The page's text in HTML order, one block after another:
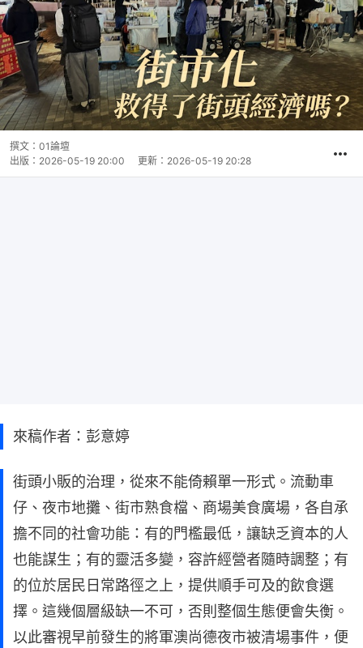
撰文： 01論壇
出版： 2026-05-19 20:00 更新： 2026-05-19 20:28
來稿作者：彭意婷
街頭小販的治理，從來不能倚賴單一形式。流動車
仔、夜市地攤、街市熟食檔、商場美食廣場，各自承
擔不同的社會功能：有的門檻最低，讓缺乏資本的人
也能謀生；有的靈活多變，容許經營者隨時調整；有
的位於居民日常路徑之上，提供順手可及的飲食選
擇。這幾個層級缺一不可，否則整個生態便會失衡。
以此審視早前發生的將軍澳尚德夜市被清場事件，便